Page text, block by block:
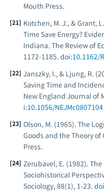
Mouth Press.
Kotchen, M. J., & Grant,
Time Save Energy?
Indiana. The Review of
1172-1185. doi:10.1162/
Janszky, I., & Ljung, R.
Saving Time and
New England Journal of
i:10.1056/NEJMc0807104
Olson, M. (1965). The
Goods and the Theory of
Press.
Zerubavel, E. (1982).
Sociohistorical
Sociology, 88(1), 1-23.